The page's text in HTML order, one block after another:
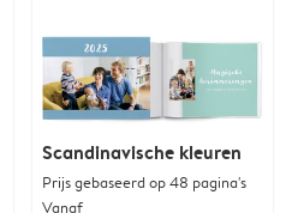
Scandinavische kleuren
Prijs gebaseerd op 48 pagina's
Vanaf